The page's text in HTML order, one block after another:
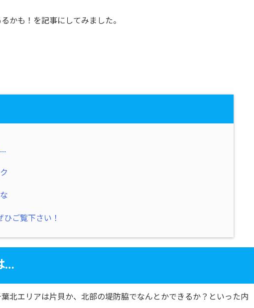
かも！を記事にしてみました。
ひご覧下さい！
…
北エリアは片貝か、北部の堤防脇でなんとかできるか？といった内